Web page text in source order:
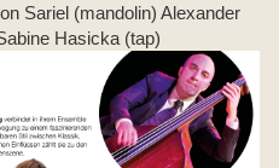
Sariel (mandolin) Alexander
Hasicka (tap)